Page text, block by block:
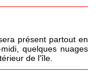
présent partout en
quelques nuages
de l'île.